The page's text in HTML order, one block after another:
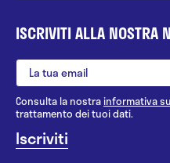
ISCRIVITI ALLA NOSTRA
Consulta la nostrainformativa
trattamento dei tuoi dati.